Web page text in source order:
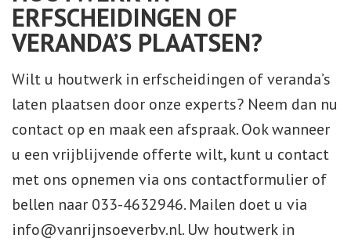
ERFSCHEIDINGEN OF
VERANDA’S PLAATSEN?
Wilt u houtwerk in erfscheidingen of veranda’s
laten plaatsen door onze experts? Neem dan nu
contact op en maak een afspraak. Ook wanneer
u een vrijblijvende offerte wilt, kunt u contact
met ons opnemen via ons contactformulier of
bellen naar 033-4632946. Mailen doet u via
info@vanrijnsoeverbv.nl. Uw houtwerk in